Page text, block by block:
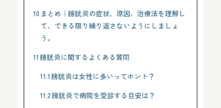
10 まとめ｜膀胱炎の症状、原因、治療法を理解し
て、できる限り繰り返さないようにしましょ
う。
11 膀胱炎に関するよくある質問
11.1 膀胱炎は女性に多いってホント？
11.2膀胱炎で病院を受診する目安は？